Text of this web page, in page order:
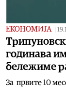
ЕКОНОМИЈА
годинава
бележиме
За првите 10